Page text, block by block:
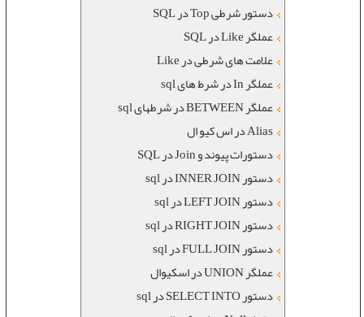
دستور شرطی Top در SQL
عملگر Like در SQL
علامت های شرطی در Like
عملگر In در شرط های sql
عملگر BETWEEN در شرطهای sql
Alias در اس کیو ال
دستورات پیوند و Join در SQL
دستور INNER JOIN در sql
دستور LEFT JOIN در sql
دستور RIGHT JOIN در sql
دستور FULL JOIN در sql
عملگر UNION در اسکیوال
دستور SELECT INTO در sql